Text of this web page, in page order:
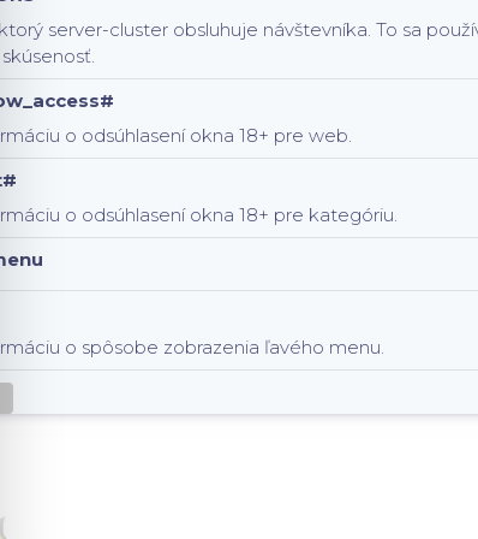
server-cluster obsluhuje návštevníka. To sa
o odsúhlasení okna 18+ pre web.
o odsúhlasení okna 18+ pre kategóriu.
o spôsobe zobrazenia ľavého menu.